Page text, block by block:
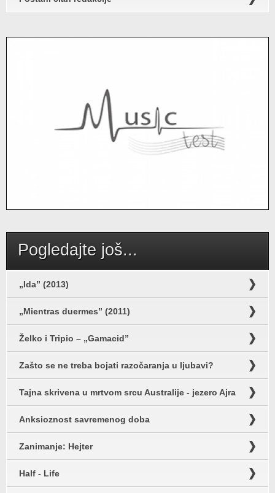
Pogledajte još...
„Ida” (2013)
„Mientras duermes” (2011)
Želko i Tripio – „Gamacid”
Zašto se ne treba bojati razočaranja u ljubavi?
Tajna skrivena u mrtvom srcu Australije - jezero Ajra
Anksioznost savremenog doba
Zanimanje: Hejter
Half - Life